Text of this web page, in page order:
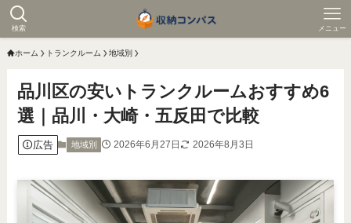
検索 メニュー
ホーム トランクルーム 地域別
品川区の安いトランクルームおすすめ6
選｜品川・大崎・五反田で比較
広告 地域別 2026年6月27日 2026年8月3日